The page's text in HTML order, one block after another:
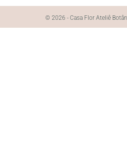
© 2026 - Casa Flor Ateliê